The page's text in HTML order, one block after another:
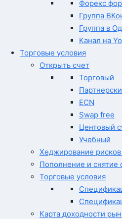
Форекс
Группа
Группа в
Канал на
Торговые условия
Открыть счет
Торговый
ECN
Swap free
Центовый
Учебный
Хеджирование рисков
Пополнение и снятие
Торговые условия
Карта доходности